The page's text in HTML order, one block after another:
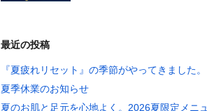
最近の投稿
『夏疲れリセット』の季節がやってきました。
夏季休業のお知らせ
夏のお肌と足元を心地よく。2026夏限定メニュ